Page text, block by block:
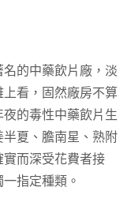
的中藥飲片廠，淡
看，固然廠房不算
的毒性中藥飲片生
夏、膽南星、熟附
而深受花費者接
指定種類。